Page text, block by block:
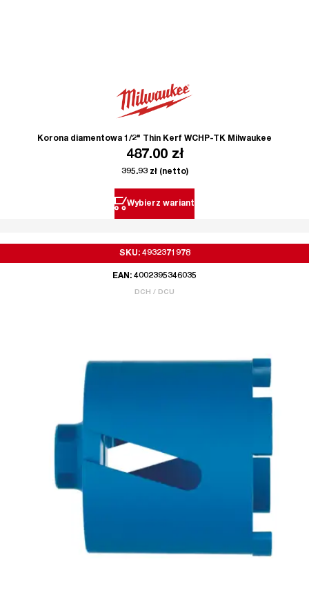
Korona diamentowa 1/2" Thin Kerf WCHP-TK Milwaukee
487.00 zł
395.93 zł(netto)
Wybierz wariant
SKU: 4932371978
EAN: 4002395346035
DCH / DCU